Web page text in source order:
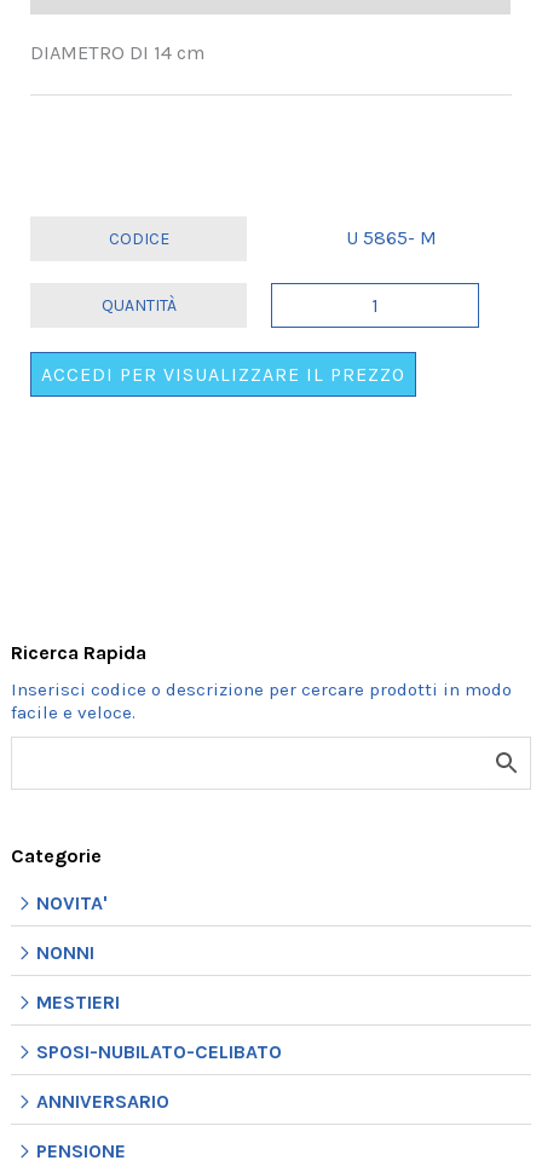
Ricerca Rapida
Categorie
NOVITA'
NONNI
MESTIERI
SPOSI-NUBILATO-CELIBATO
ANNIVERSARIO
PENSIONE
DIAMETRO DI 14 cm
U 5865- M
ROSSO
ACCEDI PER VISUALIZZARE IL PREZZO